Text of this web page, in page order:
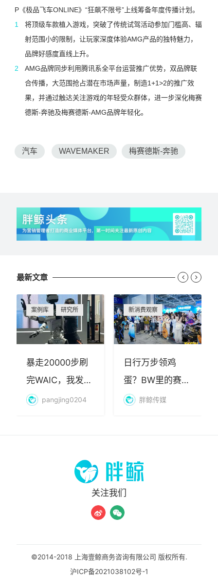
P《极品飞车ONLINE》“狂飙不限号”上线筹备年度传播计划。
将顶级车款植入游戏，突破了传统试驾活动参加门槛高、辐
射范围小的限制，让玩家深度体验AMG产品的独特魅力，
品牌好感度直线上升。
AMG品牌同步利用腾讯系全平台运营推广优势，双品牌联
合传播，大范围抢占潜在市场声量，制造1+1>2的推广效
果，并通过触达关注游戏的年轻受众群体，进一步深化梅赛
德斯-奔驰及梅赛德斯-AMG品牌年轻化。
汽车 WAVEMAKER 梅赛德斯-奔驰
最新文章
案例库 研究所
暴走20000步刷
完WAIC，我发现
AI最赚钱的不是
pangjing0204
新消费观察
日行万步领鸡
蛋？BW里的赛博
朝圣，藏着品牌
胖鲸传媒
 
关注我们
©2014-2018 上海壹鲸商务咨询有限公司 版权所有.
沪ICP备2021038102号-1